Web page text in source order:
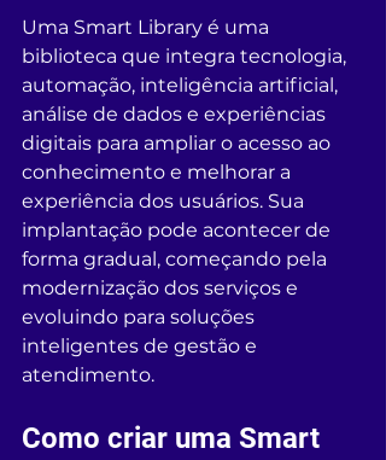
Uma Smart Library é uma
biblioteca que integra tecnologia,
automação, inteligência artificial,
análise de dados e experiências
digitais para ampliar o acesso ao
conhecimento e melhorar a
experiência dos usuários. Sua
implantação pode acontecer de
forma gradual, começando pela
modernização dos serviços e
evoluindo para soluções
inteligentes de gestão e
atendimento.
Como criar uma Smart